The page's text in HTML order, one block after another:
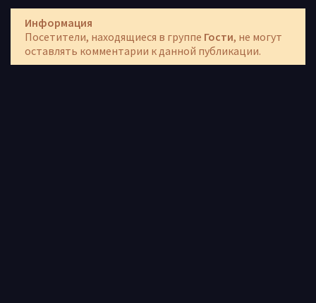
Информация
Посетители, находящиеся в группе Гости, не могут
оставлять комментарии к данной публикации.